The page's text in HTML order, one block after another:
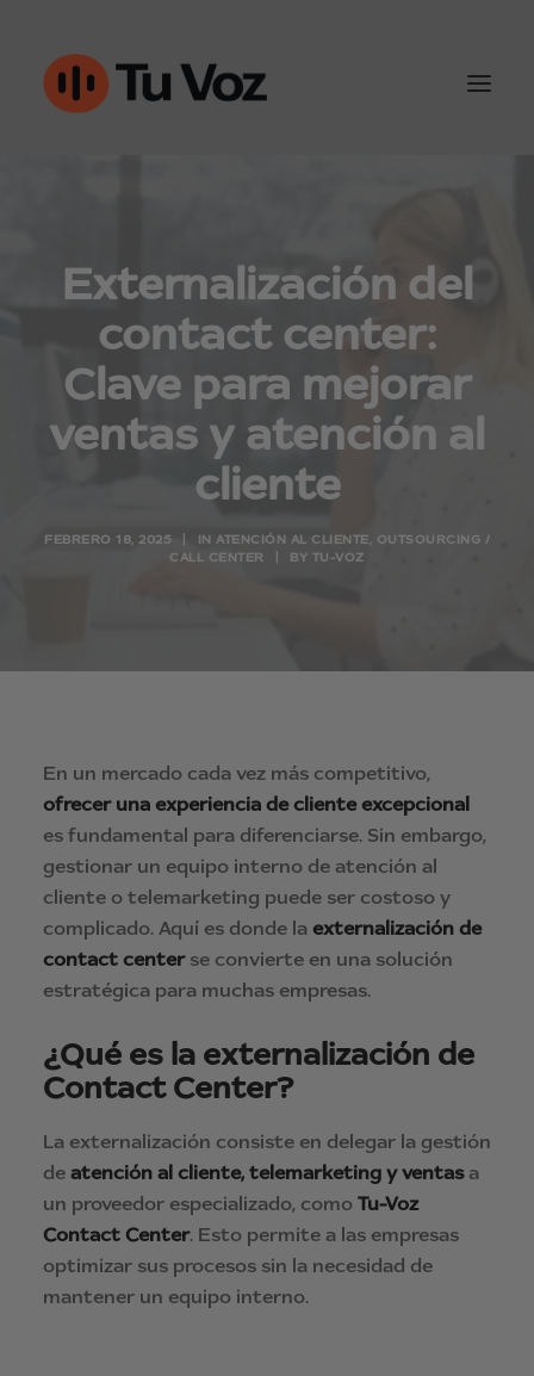
Ventas y outbound
IA & Automatización
Conoce Tu-Voz
Contacto
Externalización del
contact center:
Clave para mejorar
ventas y atención al
cliente
FEBRERO 18, 2025 IN ATENCIÓN AL CLIENTE, OUTSOURCING /
CALL CENTER
BY TU-VOZ
En un mercado cada vez más competitivo,
ofrecer una experiencia de cliente excepcional
es fundamental para diferenciarse. Sin embargo,
gestionar un equipo interno de atención al
cliente o telemarketing puede ser costoso y
complicado. Aquí es donde la externalización de
contact centerse convierte en una solución
estratégica para muchas empresas.
¿Qué es la externalización de
Contact Center?
La externalización consiste en delegar la gestión
de atención al cliente, telemarketing y ventasa
un proveedor especializado, como Tu-Voz
Contact Center. Esto permite a las empresas
optimizar sus procesos sin la necesidad de
mantener un equipo interno.